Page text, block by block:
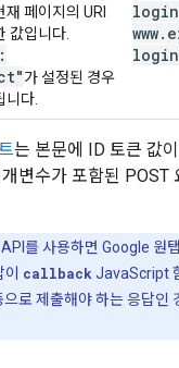
재 페이지의 URI
값입니다.
가 설정된 경우
니다.
login
www.
는 본문에 ID 토큰 값
변수가 포함된 POST
를 사용하면 Google 원
callback JavaScript
으로 제출해야 하는 응답인